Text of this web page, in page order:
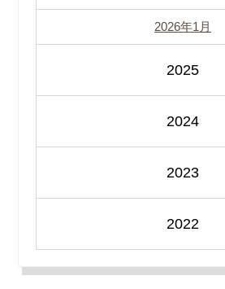
2026年1月
2025
2024
2023
2022